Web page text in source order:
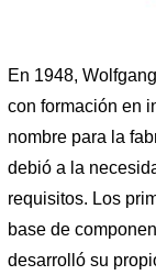
En 1948,
con formación en
nombre para la
debió a la
requisitos. Los
base de
desarrolló su